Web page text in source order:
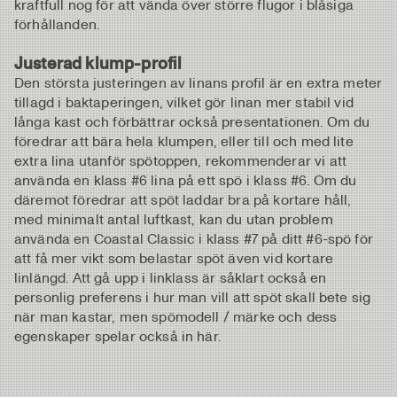
kraftfull nog för att vända över större flugor i blåsiga
förhållanden.
Justerad klump-profil
Den största justeringen av linans profil är en extra meter
tillagd i baktaperingen, vilket gör linan mer stabil vid
långa kast och förbättrar också presentationen. Om du
föredrar att bära hela klumpen, eller till och med lite
extra lina utanför spötoppen, rekommenderar vi att
använda en klass #6 lina på ett spö i klass #6. Om du
däremot föredrar att spöt laddar bra på kortare håll,
med minimalt antal luftkast, kan du utan problem
använda en Coastal Classic i klass #7 på ditt #6-spö för
att få mer vikt som belastar spöt även vid kortare
linlängd. Att gå upp i linklass är såklart också en
personlig preferens i hur man vill att spöt skall bete sig
när man kastar, men spömodell / märke och dess
egenskaper spelar också in här.